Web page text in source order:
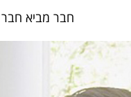
חבר מביא חבר